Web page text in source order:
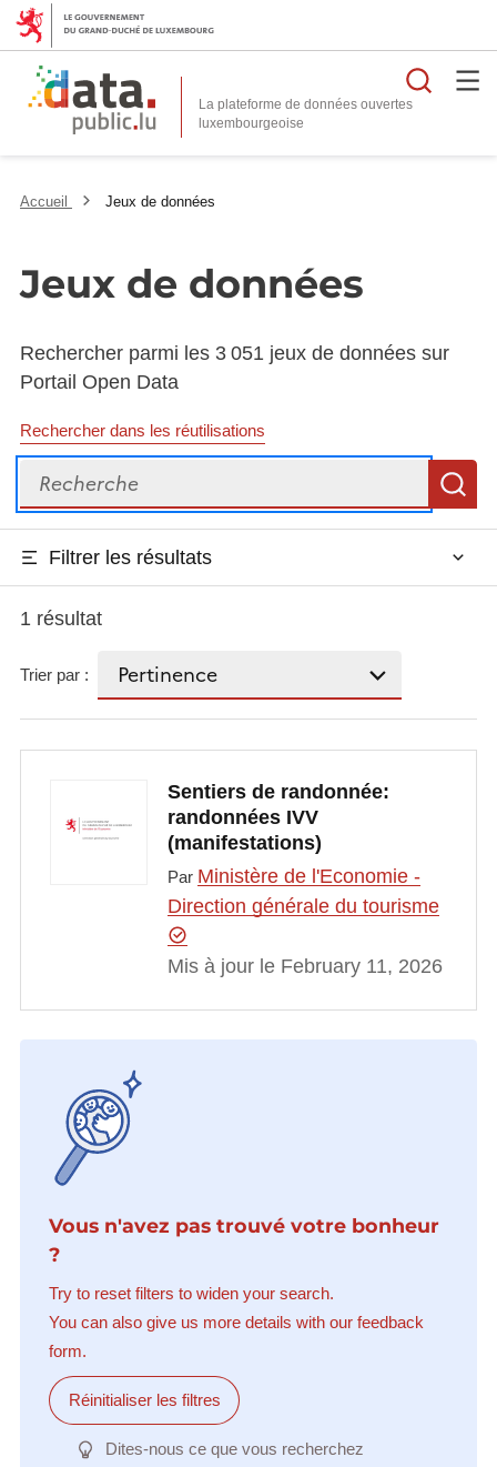
La plateforme de données ouvertes
Accueil Jeux de données
Jeux de données
Rechercher parmi les 3 051 jeux de données sur
Portail Open Data
Rechercher dans les réutilisations
Recherche
Filtrer les résultats
1 résultat
Trier par :
Sentiers de randonnée:
randonnées IVV
(manifestations)
Par Ministère de l'Economie -
Direction générale du tourisme
Mis à jour le February 11, 2026
Vous n'avez pas trouvé votre bonheur
?
Try to reset filters to widen your search.
You can also give us more details with our feedback
form.
Réinitialiser les filtres
Dites-nous ce que vous recherchez